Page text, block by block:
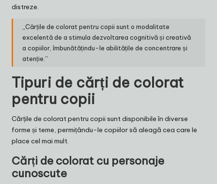
distreze.
„Cărțile de colorat pentru copii sunt o modalitate
excelentă de a stimula dezvoltarea cognitivă și creativă
a copiilor, îmbunătățindu-le abilitățile de concentrare și
atenție.”
Tipuri de cărți de colorat
pentru copii
Cărțile de colorat pentru copii sunt disponibile în diverse
forme și teme, permițându-le copiilor să aleagă cea care le
place cel mai mult.
Cărți de colorat cu personaje
cunoscute